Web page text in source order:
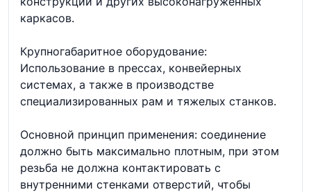
каркасов.
Крупногабаритное оборудование:
Использование в прессах, конвейерных
системах, а также в производстве
специализированных рам и тяжелых станков.
Основной принцип применения: соединение
должно быть максимально плотным, при этом
резьба не должна контактировать с
внутренними стенками отверстий, чтобы